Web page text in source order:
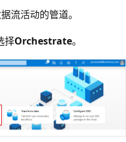
流活动的管道。
择Orchestrate。